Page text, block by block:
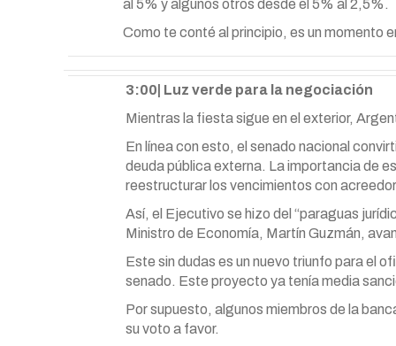
al 5% y algunos otros desde el 5% al 2,5%.
Como te conté al principio, es un momento
3:00| Luz verde para la negociación
Mientras la fiesta sigue en el exterior,
En línea con esto, el senado nacional
deuda pública externa. La importancia de
reestructurar los vencimientos con
Así, el Ejecutivo se hizo del “paraguas
Ministro de Economía, Martín Guzmán,
Este sin dudas es un nuevo triunfo para el
senado. Este proyecto ya tenía media
Por supuesto, algunos miembros de la
su voto a favor.